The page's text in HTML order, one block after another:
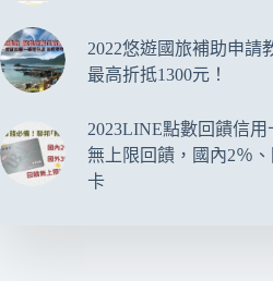
2022悠遊國旅補助申請
最高折抵1300元！
2023LINE點數回饋信
無上限回饋，國內2％
卡